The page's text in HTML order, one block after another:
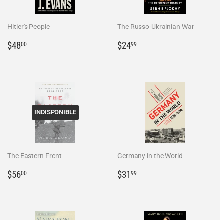
Hitler's People
Prix
$4800
The Russo-Ukrainian War
Prix
$2499
INDISPONIBLE
The Eastern Front
Prix
$5600
Germany in the World
Prix
$31 99